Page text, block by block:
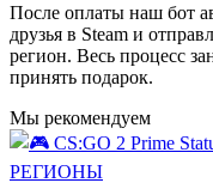
После оплаты наш бот
друзья в Steam и
регион. Весь процесс
принять подарок.
Мы рекомендуем